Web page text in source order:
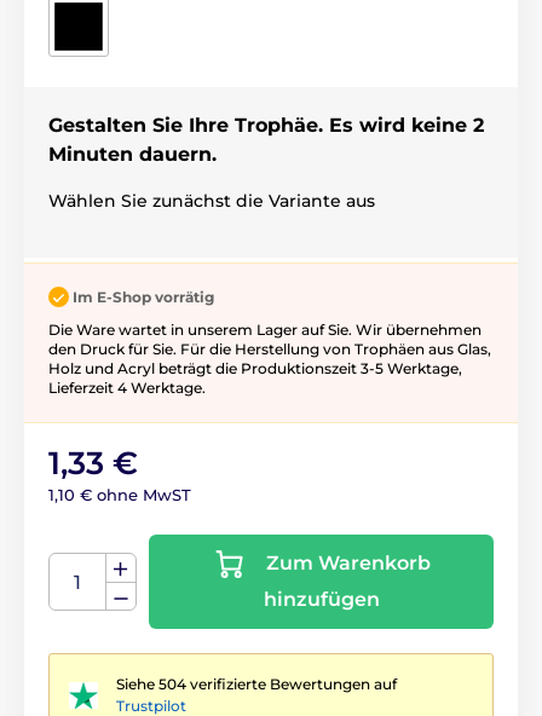
Gestalten Sie Ihre Trophäe. Es wird keine 2
Minuten dauern.
Wählen Sie zunächst die Variante aus
Im E-Shop vorrätig
Die Ware wartet in unserem Lager auf Sie. Wir übernehmen
den Druck für Sie. Für die Herstellung von Trophäen aus Glas,
Holz und Acryl beträgt die Produktionszeit 3-5 ​​Werktage,
Lieferzeit 4 Werktage.
1,33 €
1,10 € ohne MwST
Zum Warenkorb
hinzufügen
Siehe 504 verifizierte Bewertungen auf
Trustpilot